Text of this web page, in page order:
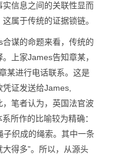
信息之间的关联性显而
属于传统的证据锁链。
谋的命题来看，传统的
上家James告知章某，
某进行电话联系。这是
证发送给James,
笔者认为，英国法官波
所作的比喻较为精确：
子织成的绳索。其中一条
得多”。所以，从源头